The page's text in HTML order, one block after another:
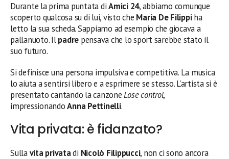
Durante la prima puntata diAmici 24, abbiamo comunque
scoperto qualcosa su di lui, visto che Maria De Filippiha
letto la sua scheda. Sappiamo ad esempio che giocava a
pallanuoto. Ilpadre pensava che lo sport sarebbe stato il
suo futuro.
Si definisce una persona impulsiva e competitiva. La musica
lo aiuta a sentirsi libero e a esprimere se stesso. L’artista si è
presentato cantando la canzoneLose control,
impressionandoAnna Pettinelli.
Vita privata: è fidanzato?
Sullavita privatadi Nicolò Filippucci, non ci sono ancora